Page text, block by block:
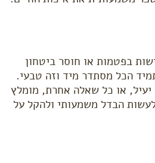
בפטמות או חוסר ביטחון
הכל מסתדר מיד וזה טבעי.
או כל שאלה אחרת, מומלץ
הבדל משמעותי ולהקל על